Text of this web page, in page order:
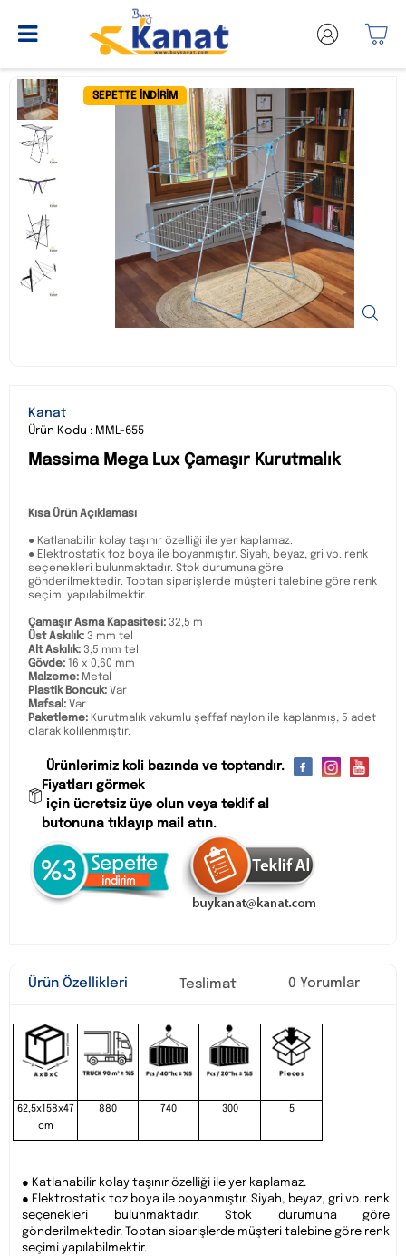
SEPETTE İNDIRIM
Kanat
Ürün Kodu : MML-655
Massima Mega Lux Çamaşır Kurutmalık
Kısa Ürün Açıklaması
● Katlanabilir kolay taşınır özelliği ile yer kaplamaz.
● Elektrostatik toz boya ile boyanmıştır. Siyah, beyaz, gri vb. renk
seçenekleri bulunmaktadır. Stok durumuna göre
gönderilmektedir. Toptan siparişlerde müşteri talebine göre renk
seçimi yapılabilmektir.
Çamaşır Asma Kapasitesi: 32,5 m
Üst Askılık: 3 mm tel
Alt Askılık: 3,5 mm tel
Gövde: 16 x 0,60 mm
Malzeme: Metal
Plastik Boncuk: Var
Mafsal: Var
Paketleme: Kurutmalık vakumlu şeffaf naylon ile kaplanmış, 5 adet
olarak kolilenmiştir.
Ürünlerimiz koli bazında ve toptandır.
Fiyatları görmek
için ücretsiz üye olun veya teklif al
butonuna tıklayıp mail atın.
Ürün Özellikleri Teslimat 0 Yorumlar
62,5x158x47
cm
880 740 300 5
● Katlanabilir kolay taşınır özelliği ile yer kaplamaz.
● Elektrostatik toz boya ile boyanmıştır. Siyah, beyaz, gri vb. renk
seçenekleri bulunmaktadır. Stok durumuna göre
gönderilmektedir. Toptan siparişlerde müşteri talebine göre renk
seçimi yapılabilmektir.